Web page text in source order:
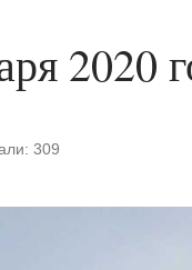
2020
309